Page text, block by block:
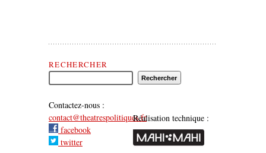
Rechercher Théâtre(s) Politique(s)
RECHERCHER
Contactez-nous :
contact@theatrespolitiques.fr
facebook
twitter
Réalisation technique :